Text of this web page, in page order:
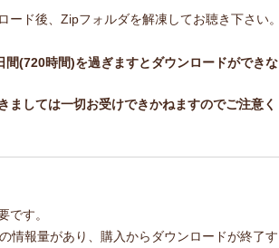
ド後、Zipフォルダを解凍してお聴き下さい。
(720時間)を過ぎますとダウンロードができな
しては一切お受けできかねますのでご注意く
です。
情報量があり、購入からダウンロードが終了す